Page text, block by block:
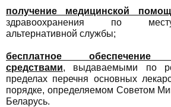
получение медицинской
здравоохранения по
альтернативной службы;
бесплатное обеспечение
средствами, выдаваемыми по
пределах перечня основных
порядке, определяемом Советом
Беларусь.